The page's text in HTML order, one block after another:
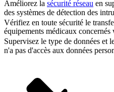
Améliorez la sécurité réseau en
des systèmes de détection des
Vérifiez en toute sécurité le
équipements médicaux
Supervisez le type de données et
n'a pas d'accès aux données